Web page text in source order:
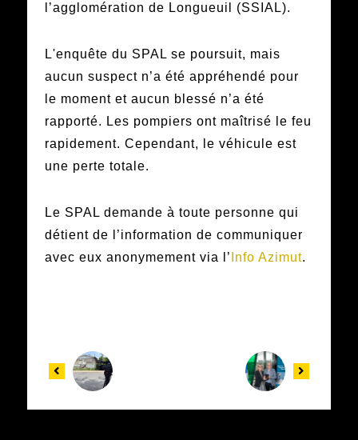
l’agglomération de Longueuil (SSIAL).
L'enquête du SPAL se poursuit, mais
aucun suspect n’a été appréhendé pour
le moment et aucun blessé n’a été
rapporté. Les pompiers ont maîtrisé le feu
rapidement. Cependant, le véhicule est
une perte totale.
Le SPAL demande à toute personne qui
détient de l’information de communiquer
avec eux anonymement via l’ Info Azimut.